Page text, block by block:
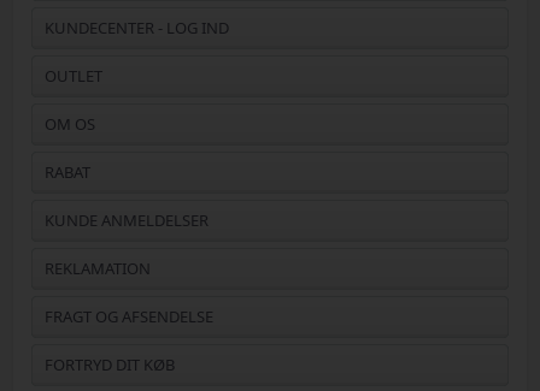
KUNDECENTER - LOG IND
OUTLET
OM OS
RABAT
KUNDE ANMELDELSER
REKLAMATION
FRAGT OG AFSENDELSE
FORTRYD DIT KØB